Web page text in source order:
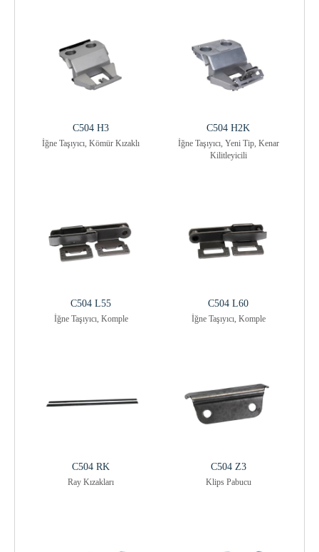
C504 H3
İğne Taşıyıcı, Kömür Kızaklı
C504 H2K
İğne Taşıyıcı, Yeni Tip, Kenar
Kilitleyicili
C504 L55
İğne Taşıyıcı, Komple
C504 L60
İğne Taşıyıcı, Komple
C504 RK
Ray Kızakları
C504 Z3
Klips Pabucu